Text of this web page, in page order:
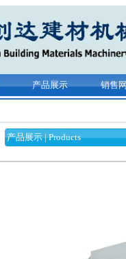
产品展示 销售
产品展示 | Products